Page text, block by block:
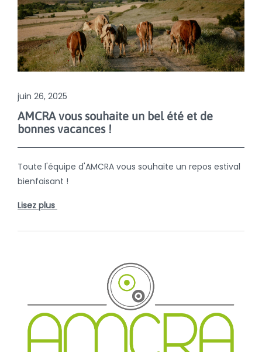
juin 26, 2025
AMCRA vous souhaite un bel été et de
bonnes vacances !
Toute l'équipe d'AMCRA vous souhaite un repos estival
bienfaisant !
Lisez plus